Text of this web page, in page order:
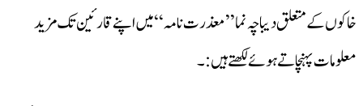
خاکوں کے متعلق دیباچہ نما ’’معذرت نامہ‘‘ میں اپنے قارئین تک مزید
معلومات پہنچاتے ہوئے لکھتے ہیں :۔